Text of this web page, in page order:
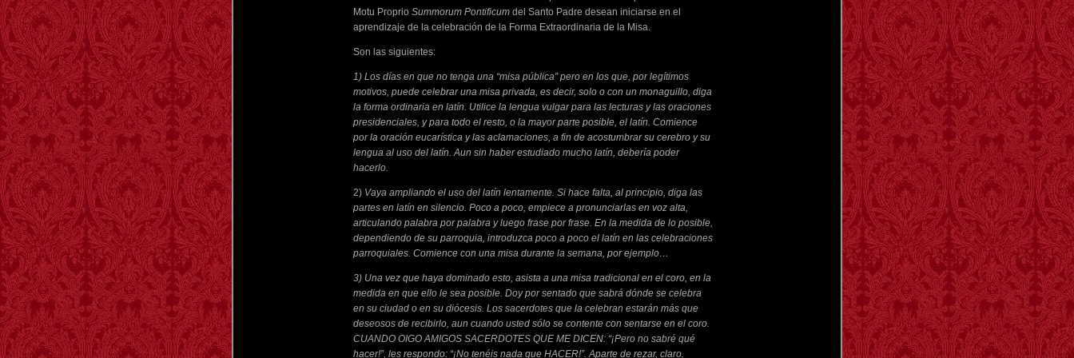
Motu Proprio Summorum Pontificum del Santo Padre desean iniciarse en el
aprendizaje de la celebración de la Forma Extraordinaria de la Misa.
Son las siguientes:
1) Los días en que no tenga una “misa pública” pero en los que, por legítimos
motivos, puede celebrar una misa privada, es decir, solo o con un monaguillo, diga
la forma ordinaria en latín. Utilice la lengua vulgar para las lecturas y las oraciones
presidenciales, y para todo el resto, o la mayor parte posible, el latín. Comience
por la oración eucarística y las aclamaciones, a fin de acostumbrar su cerebro y su
lengua al uso del latín. Aun sin haber estudiado mucho latín, debería poder
hacerlo.
2) Vaya ampliando el uso del latín lentamente. Si hace falta, al principio, diga las
partes en latín en silencio. Poco a poco, empiece a pronunciarlas en voz alta,
articulando palabra por palabra y luego frase por frase. En la medida de lo posible,
dependiendo de su parroquia, introduzca poco a poco el latín en las celebraciones
parroquiales. Comience con una misa durante la semana, por ejemplo…
3) Una vez que haya dominado esto, asista a una misa tradicional en el coro, en la
medida en que ello le sea posible. Doy por sentado que sabrá dónde se celebra
en su ciudad o en su diócesis. Los sacerdotes que la celebran estarán más que
deseosos de recibirlo, aun cuando usted sólo se contente con sentarse en el coro.
CUANDO OIGO AMIGOS SACERDOTES QUE ME DICEN: “¡Pero no sabré qué
hacer!”, les respondo: “¡No tenéis nada que HACER!”. Aparte de rezar, claro.